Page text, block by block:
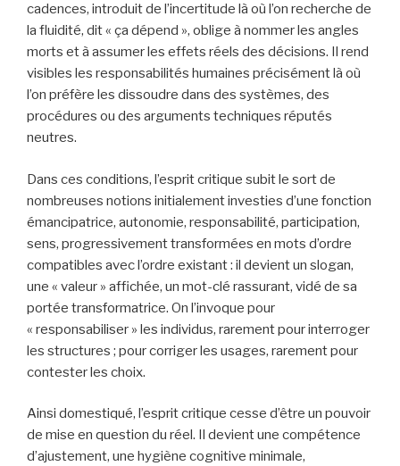
cadences, introduit de l’incertitude là où l’on recherche de
la fluidité, dit « ça dépend », oblige à nommer les angles
morts et à assumer les effets réels des décisions. Il rend
visibles les responsabilités humaines précisément là où
l’on préfère les dissoudre dans des systèmes, des
procédures ou des arguments techniques réputés
neutres.
Dans ces conditions, l’esprit critique subit le sort de
nombreuses notions initialement investies d’une fonction
émancipatrice, autonomie, responsabilité, participation,
sens, progressivement transformées en mots d’ordre
compatibles avec l’ordre existant : il devient un slogan,
une « valeur » affichée, un mot-clé rassurant, vidé de sa
portée transformatrice. On l’invoque pour
« responsabiliser » les individus, rarement pour interroger
les structures ; pour corriger les usages, rarement pour
contester les choix.
Ainsi domestiqué, l’esprit critique cesse d’être un pouvoir
de mise en question du réel. Il devient une compétence
d’ajustement, une hygiène cognitive minimale,